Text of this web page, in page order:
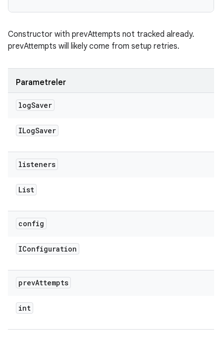
Constructor with prevAttempts not tracked already.
prevAttempts will likely come from setup retries.
Parametreler
logSaver
ILogSaver
listeners
List
config
IConfiguration
prevAttempts
int